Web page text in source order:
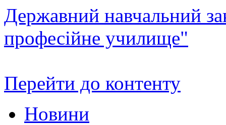
Державний навчальний
професійне училище"
Перейти до контенту
Новини